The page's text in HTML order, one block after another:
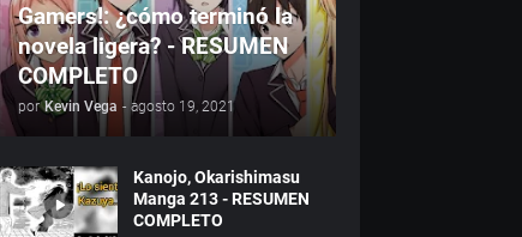
Gamers!: ¿cómo terminó la
novela ligera? - RESUMEN
COMPLETO
por Kevin Vega - agosto 19, 2021
Kanojo, Okarishimasu
Manga 213 - RESUMEN
COMPLETO